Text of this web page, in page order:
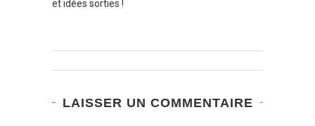
et idées sorties !
LAISSER UN COMMENTAIRE